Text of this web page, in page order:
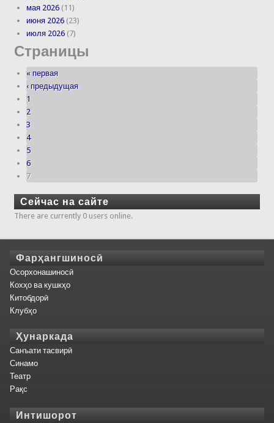
мая 2026 (11)
июня 2026 (23)
июля 2026 (7)
Страницы
« первая
‹ предыдущая
1
2
3
4
5
6
7
Сейчас на сайте
There are currently 0 users online.
Фарҳангшиносӣ
Осорхонашиносӣ
Кохҳо ва кушкҳо
Китобдорӣ
Клубҳо
Ҳунаркада
Санъати тасвирӣ
Синамо
Театр
Рақс
Интишорот